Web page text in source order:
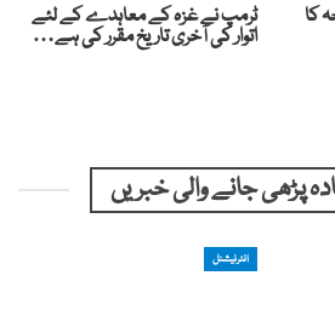
کا ٹرمپ نے غزہ کے معاہدے کے لئے
اتوار کی آخری تاریخ مقرر کی ہے…
پڑھی جانے والی خبریں
انٹرنیشنل